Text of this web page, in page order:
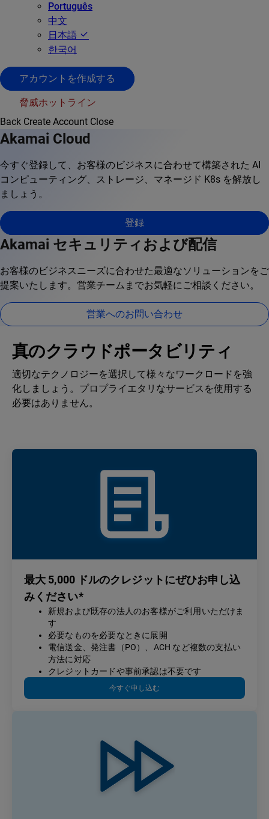
Português
中文
日本語
한국어
アカウントを作成する
脅威ホットライン
Back Create Account Close
Akamai Cloud
今すぐ登録して、お客様のビジネスに合わせて構築された AI
コンピューティング、ストレージ、マネージド K8s を解放し
ましょう。
登録
Akamai セキュリティおよび配信
お客様のビジネスニーズに合わせた最適なソリューションをご
提案いたします。営業チームまでお気軽にご相談ください。
営業へのお問い合わせ
真のクラウドポータビリティ
適切なテクノロジーを選択して様々なワークロードを強
化しましょう。プロプライエタリなサービスを使用する
必要はありません。
最大 5,000 ドルのクレジットにぜひお申し込
みください*
新規および既存の法人のお客様がご利用いただけま
す
必要なものを必要なときに展開
電信送金、発注書（PO）、ACH など複数の支払い
方法に対応
クレジットカードや事前承認は不要です
今すぐ申し込む